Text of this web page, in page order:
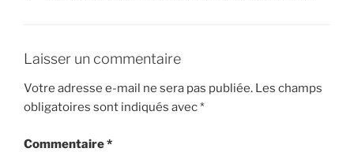
Laisser un commentaire
Votre adresse e-mail ne sera pas publiée. Les champs
obligatoires sont indiqués avec*
Commentaire*